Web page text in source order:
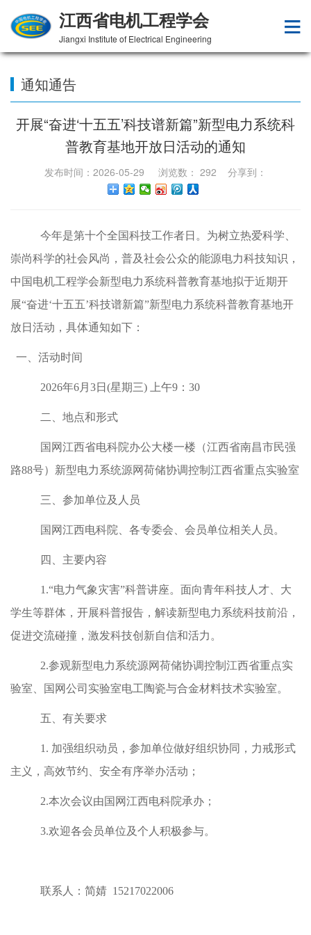
江西省电机工程学会
Jiangxi Institute of Electrical Engineering
通知通告
开展“奋进‘十五五’科技谱新篇”新型电力系统科
普教育基地开放日活动的通知
发布时间：2026-05-29 浏览数： 292 分享到：
今年是第十个全国科技工作者日。为树立热爱科学、
崇尚科学的社会风尚，普及社会公众的能源电力科技知识，
中国电机工程学会新型电力系统科普教育基地拟于近期开
展“奋进‘十五五’科技谱新篇”新型电力系统科普教育基地开
放日活动，具体通知如下：
一、活动时间
2026年6月3日 (星期三) 上午9：30
二、地点和形式
国网江西省电科院办公大楼一楼（江西省南昌市民强
路88号）新型电力系统源网荷储协调控制江西省重点实验室
三、参加单位及人员
国网江西电科院、各专委会、会员单位相关人员。
四、主要内容
1.“电力气象灾害”科普讲座。面向青年科技人才、大
学生等群体，开展科普报告，解读新型电力系统科技前沿，
促进交流碰撞，激发科技创新自信和活力。
2.参观新型电力系统源网荷储协调控制江西省重点实
验室、国网公司实验室电工陶瓷与合金材料技术实验室。
五、有关要求
1. 加强组织动员，参加单位做好组织协同，力戒形式
主义，高效节约、安全有序举办活动；
2.本次会议由国网江西电科院承办；
3.欢迎各会员单位及个人积极参与。
联系人：简婧 15217022006